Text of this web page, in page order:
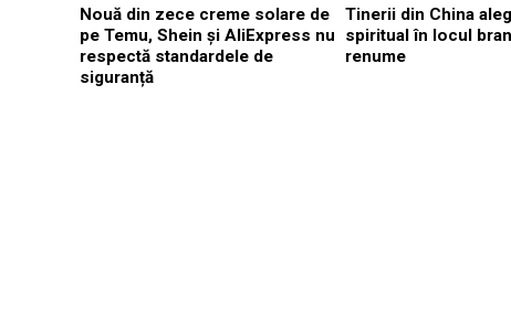
Nouă din zece creme solare de
pe Temu, Shein și AliExpress nu
respectă standardele de
siguranță
Tinerii din China
spiritual în locul
renume